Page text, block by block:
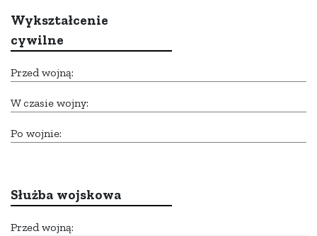
Wykształcenie
cywilne
Przed wojną:
W czasie wojny:
Po wojnie:
Służba wojskowa
Przed wojną: